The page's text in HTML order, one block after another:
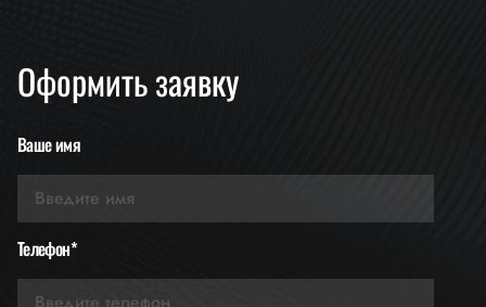
Оформить заявку
Ваше имя
Телефон*